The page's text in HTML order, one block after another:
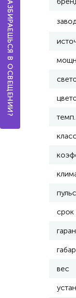
срок
вес
А ТЫ РАЗБИРАЕШЬСЯ В ОСВЕЩЕНИИ?